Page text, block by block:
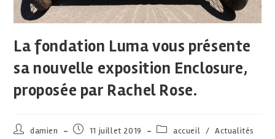
La fondation Luma vous présente
sa nouvelle exposition Enclosure,
proposée par Rachel Rose.
damien 11 juillet 2019 accueil / Actualités